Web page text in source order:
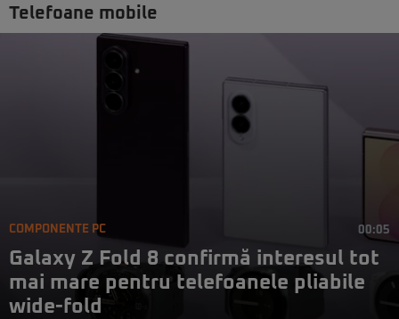
Telefoane mobile
COMPONENTE PC 00:05
Galaxy Z Fold 8 confirmă interesul tot
mai mare pentru telefoanele pliabile
wide-fold